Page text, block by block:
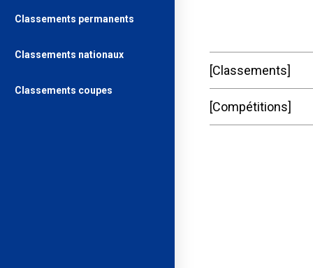
Classements
Compétitions
Classements permanents
Classements nationaux
Classements coupes